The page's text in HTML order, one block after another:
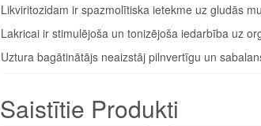
Likviritozidam ir spazmolītiska ietekme uz gludās
Lakricai ir stimulējoša un tonizējoša iedarbība uz
Uztura bagātinātājs neaizstāj pilnvertīgu un
Saistītie Produkti